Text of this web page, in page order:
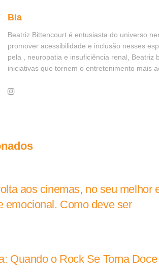
Bia
Beatriz Bittencourt é entusiasta do universo
promover acessibilidade e inclusão nesses
pela , neuropatia e insuficiência renal, Beatriz
iniciativas que tornem o entretenimento mais
aos cinemas, no seu melhor
emocional. Como deve ser
Quando o Rock Se Torna